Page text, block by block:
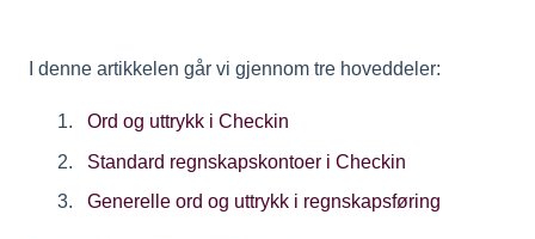
I denne artikkelen går vi gjennom tre hoveddeler:
Ord og uttrykk i Checkin
Standard regnskapskontoer i Checkin
Generelle ord og uttrykk i regnskapsføring